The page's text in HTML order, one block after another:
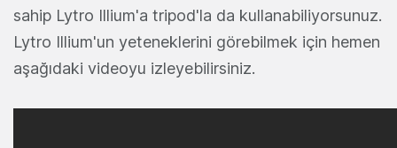
sahip Lytro Illium'a tripod'la da kullanabiliyorsunuz.
Lytro Illium'un yeteneklerini görebilmek için hemen
aşağıdaki videoyu izleyebilirsiniz.